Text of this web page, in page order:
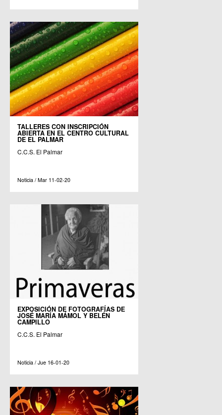
TALLERES CON INSCRIPCIÓN
ABIERTA EN EL CENTRO CULTURAL
DE EL PALMAR
C.C.S. El Palmar
Noticia / Mar 11-02-20
EXPOSICIÓN DE FOTOGRAFÍAS DE
JOSÉ MARÍA MÁMOL Y BELÉN
CAMPILLO
C.C.S. El Palmar
Noticia / Jue 16-01-20